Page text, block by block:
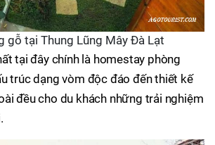
gỗ tại Thung Lũng Mây Đà Lạt
tại đây chính là homestay phòng
trúc dạng vòm độc đáo đến thiết kế
đều cho du khách những trải nghiệm